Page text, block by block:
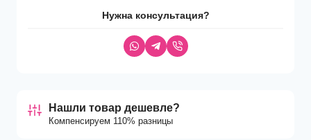
Нужна консультация?
Нашли товар дешевле?
Компенсируем 110% разницы